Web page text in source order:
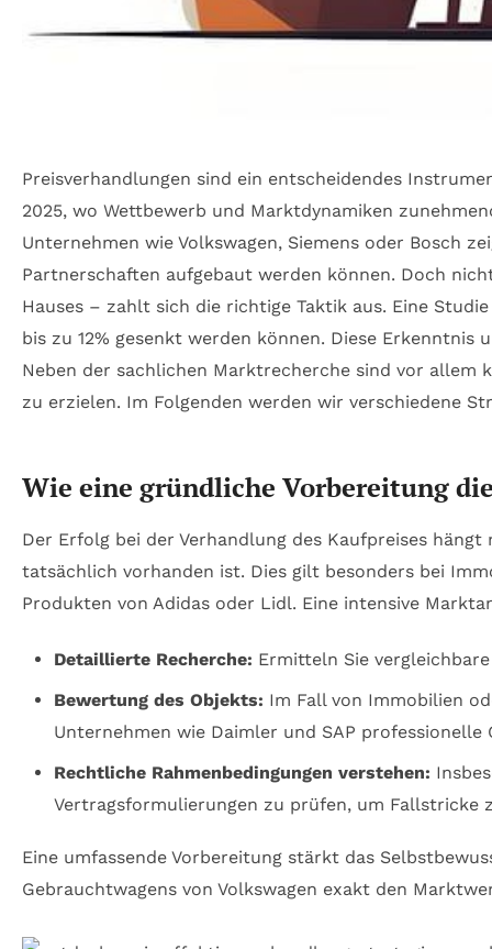
Preisverhandlungen sind ein entscheidendes
2025, wo Wettbewerb und Marktdynamiken
Unternehmen wie Volkswagen, Siemens oder Bosch
Partnerschaften aufgebaut werden können. Doch
Hauses – zahlt sich die richtige Taktik aus. Eine
bis zu 12% gesenkt werden können. Diese
Neben der sachlichen Marktrecherche sind vor
zu erzielen. Im Folgenden werden wir verschiedene
Wie eine gründliche Vorbereitung
Der Erfolg bei der Verhandlung des Kaufpreises
tatsächlich vorhanden ist. Dies gilt besonders bei
Produkten von Adidas oder Lidl. Eine intensive
Detaillierte Recherche: Ermitteln Sie
Bewertung des Objekts: Im Fall von Immobilien
Unternehmen wie Daimler und SAP
Rechtliche Rahmenbedingungen verstehen:
Vertragsformulierungen zu prüfen, um Fallstricke
Eine umfassende Vorbereitung stärkt das
Gebrauchtwagens von Volkswagen exakt den